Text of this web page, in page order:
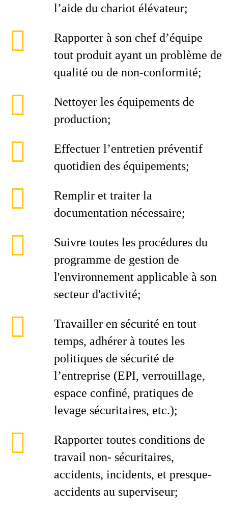
l’aide du chariot élévateur;
Rapporter à son chef d’équipe
tout produit ayant un problème de
qualité ou de non-conformité;
Nettoyer les équipements de
production;
Effectuer l’entretien préventif
quotidien des équipements;
Remplir et traiter la
documentation nécessaire;
Suivre toutes les procédures du
programme de gestion de
l'environnement applicable à son
secteur d'activité;
Travailler en sécurité en tout
temps, adhérer à toutes les
politiques de sécurité de
l’entreprise (EPI, verrouillage,
espace confiné, pratiques de
levage sécuritaires, etc.);
Rapporter toutes conditions de
travail non- sécuritaires,
accidents, incidents, et presque-
accidents au superviseur;